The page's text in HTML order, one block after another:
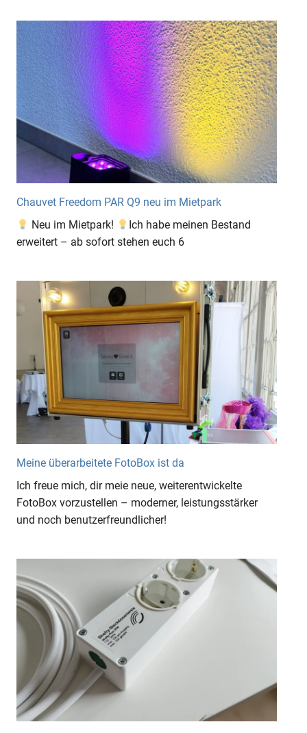
Chauvet Freedom PAR Q9 neu im Mietpark
Neu im Mietpark!
Ich habe meinen Bestand
erweitert – ab sofort stehen euch 6
Meine überarbeitete FotoBox ist da
Ich freue mich, dir meie neue, weiterentwickelte
FotoBox vorzustellen – moderner, leistungsstärker
und noch benutzerfreundlicher!